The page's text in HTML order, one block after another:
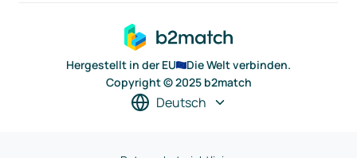
Hergestellt in der EU
Die Welt verbinden.
Copyright © 2025 b2match
Deutsch